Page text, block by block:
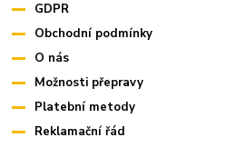
GDPR
Obchodní podmínky
O nás
Možnosti přepravy
Platební metody
Reklamační řád